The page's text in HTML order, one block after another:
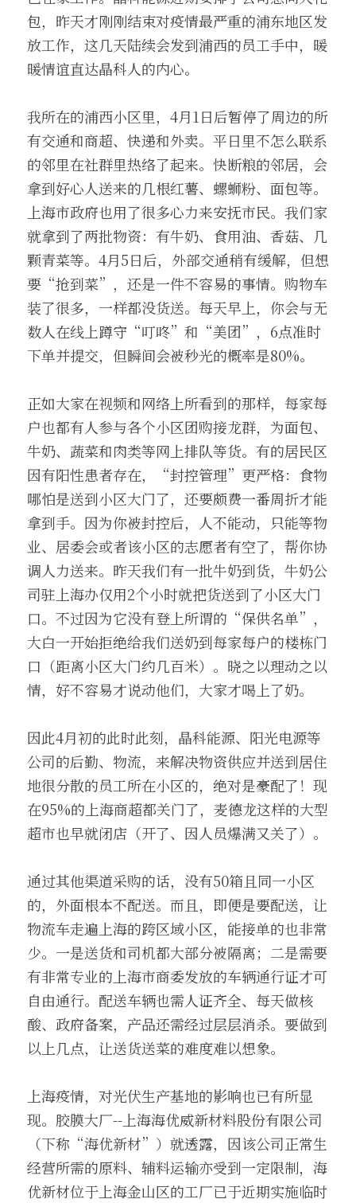
包，昨天才刚刚结束对疫情最严重的浦东地区发
放工作，这几天陆续会发到浦西的员工手中，暖
暖情谊直达晶科人的内心。
我所在的浦西小区里，4月1日后暂停了周边的所
有交通和商超、快递和外卖。平日里不怎么联系
的邻里在社群里热络了起来。快断粮的邻居，会
拿到好心人送来的几根红薯、螺蛳粉、面包等。
上海市政府也用了很多心力来安抚市民。我们家
就拿到了两批物资：有牛奶、食用油、香菇、几
颗青菜等。4月5日后，外部交通稍有缓解，但想
要“抢到菜”，还是一件不容易的事情。购物车
装了很多，一样都没货送。每天早上，你会与无
数人在线上蹲守“叮咚”和“美团”，6点准时
下单并提交，但瞬间会被秒光的概率是80%。
正如大家在视频和网络上所看到的那样，每家每
户也都有人参与各个小区团购接龙群，为面包、
牛奶、蔬菜和肉类等网上排队等货。有的居民区
因有阳性患者存在，“封控管理”更严格：食物
哪怕是送到小区大门了，还要颇费一番周折才能
拿到手。因为你被封控后，人不能动，只能等物
业、居委会或者该小区的志愿者有空了，帮你协
调人力送来。昨天我们有一批牛奶到货，牛奶公
司驻上海办仅用2个小时就把货送到了小区大门
口。不过因为它没有登上所谓的“保供名单”，
大白一开始拒绝给我们送奶到每家每户的楼栋门
口（距离小区大门约几百米）。晓之以理动之以
情，好不容易才说动他们，大家才喝上了奶。
因此4月初的此时此刻，晶科能源、阳光电源等
公司的后勤、物流，来解决物资供应并送到居住
地很分散的员工所在小区的，绝对是豪配了！现
在95%的上海商超都关门了，麦德龙这样的大型
超市也早就闭店（开了、因人员爆满又关了）。
通过其他渠道采购的话，没有50箱且同一小区
的，外面根本不配送。而且，即便是要配送，让
物流车走遍上海的跨区域小区，能接单的也非常
少。一是送货和司机都大部分被隔离；二是需要
有非常专业的上海市商委发放的车辆通行证才可
自由通行。配送车辆也需人证齐全、每天做核
酸、政府备案，产品还需经过层层消杀。要做到
以上几点，让送货送菜的难度难以想象。
上海疫情，对光伏生产基地的影响也已有所显
现。胶膜大厂--上海海优威新材料股份有限公司
（下称“海优新材”）就透露，因该公司正常生
经营所需的原料、辅料运输亦受到一定限制，海
优新材位于上海金山区的工厂已于近期实施临时